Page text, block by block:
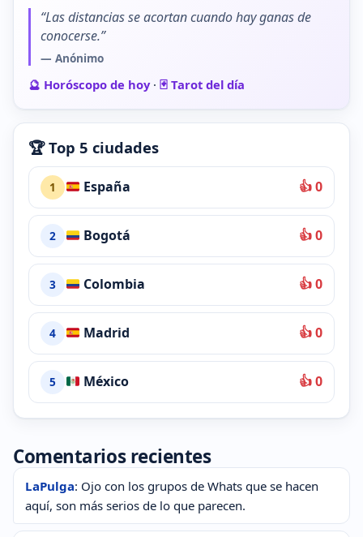
“Las distancias se acortan cuando hay ganas de
conocerse.”
— Anónimo
🔮 Horóscopo de hoy· 🃏 Tarot del día
🏆 Top 5 ciudades
1 España 👍 0
2 Bogotá 👍 0
3 Colombia 👍 0
4 Madrid 👍 0
5 México 👍 0
Comentarios recientes
LaPulga: Ojo con los grupos de Whats que se hacen
aquí, son más serios de lo que parecen.